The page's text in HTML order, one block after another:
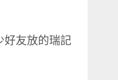
好友放的瑞記